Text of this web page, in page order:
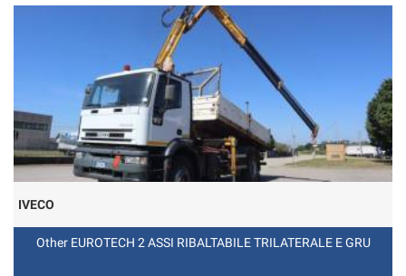
IVECO
Other EUROTECH 2 ASSI RIBALTABILE TRILATERALE E GRU